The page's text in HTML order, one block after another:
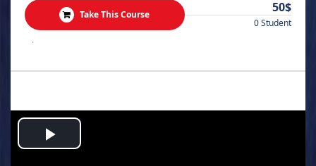
Take This Course 50$
0 Student
.
Play